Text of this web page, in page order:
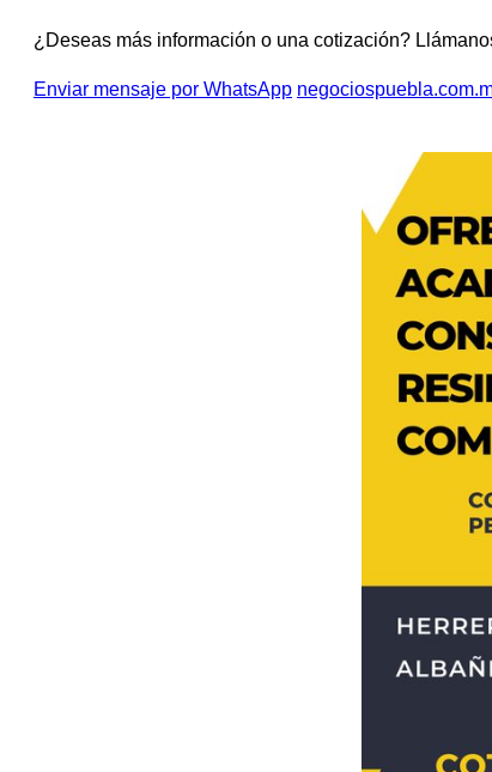
¿Deseas más información o una cotización?
Enviar mensaje por WhatsApp